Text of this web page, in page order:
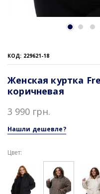
КОД: 229621-18
Женская куртка
коричневая
3 990 грн.
Нашли дешевле?
Цвет: